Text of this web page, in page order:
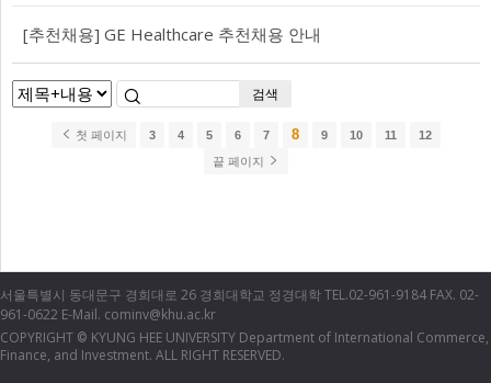
[추천채용] GE Healthcare 추천채용 안내
검색
첫 페이지 3 4 5 6 7 8 9 10 11
12
끝 페이지
서울특별시 동대문구 경희대로 26 경희대학교 정경대학 TEL.02-961-9184 FAX. 02-
961-0622 E-Mail. cominv@khu.ac.kr
COPYRIGHT © KYUNG HEE UNIVERSITY Department of International Commerce,
Finance, and Investment. ALL RIGHT RESERVED.